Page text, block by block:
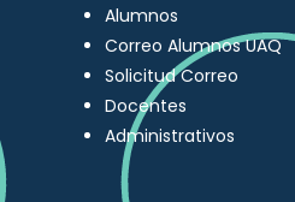
Alumnos
Correo Alumnos UAQ
Solicitud Correo
Docentes
Administrativos